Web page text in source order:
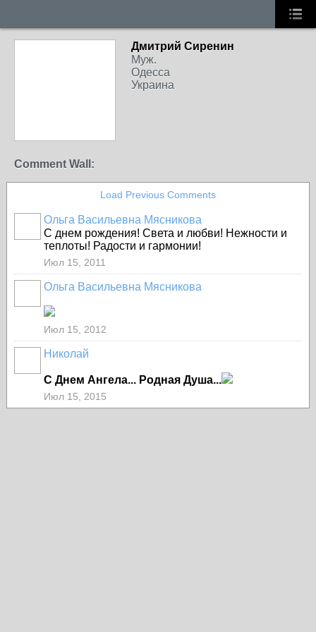
Дмитрий Сиренин
Муж.
Одесса
Украина
Comment Wall:
Load Previous Comments
Ольга Васильевна Мясникова
С днем рождения! Света и любви! Нежности и
теплоты! Радости и гармонии!
Июл 15, 2011
Ольга Васильевна Мясникова
Июл 15, 2012
Николай
С Днем Ангела... Родная Душа...
Июл 15, 2015